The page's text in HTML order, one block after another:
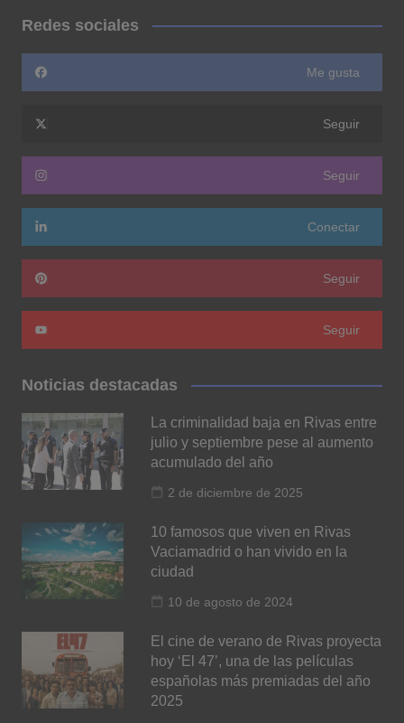
Redes sociales
Me gusta
Seguir
Seguir
Conectar
Seguir
Seguir
Noticias destacadas
La criminalidad baja en Rivas entre
julio y septiembre pese al aumento
acumulado del año
2 de diciembre de 2025
10 famosos que viven en Rivas
Vaciamadrid o han vivido en la
ciudad
10 de agosto de 2024
El cine de verano de Rivas proyecta
hoy ‘El 47’, una de las películas
españolas más premiadas del año
2025